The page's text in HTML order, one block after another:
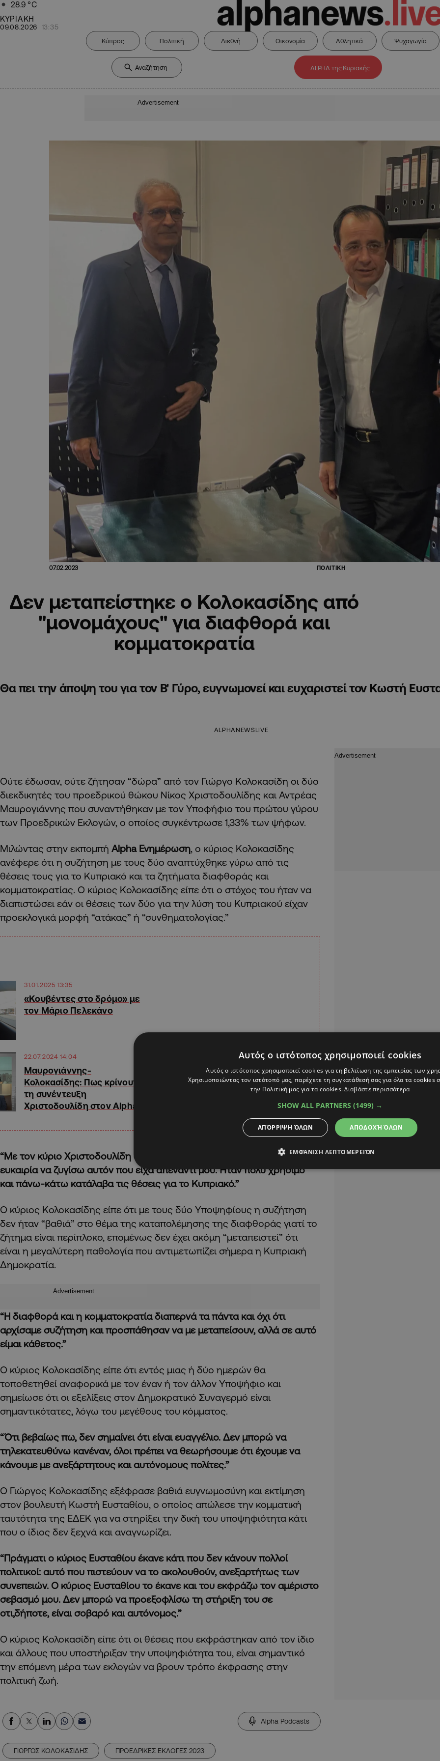
28.9 °C
ΚΥΡΙΑΚΗ
09.08.2026 13:35
Κύπρος Πολιτική Διεθνή Οικονομία Αθλητικά Ψυχαγωγία
ALPHA της Κυριακής
Advertisement
07.02.2023 ΠΟΛΙΤΙΚΗ
Δεν μεταπείστηκε ο Κολοκασίδης από
"μονομάχους" για διαφθορά και
κομματοκρατία
Θα πει την άποψη του για τον Β' Γύρο, ευγνωμονεί και ευχαριστεί τον Κωστή
ALPHANEWSLIVE
Ούτε έδωσαν, ούτε ζήτησαν “δώρα” από τον Γιώργο Κολοκασίδη οι δύο
διεκδικητές του προεδρικού θώκου Νίκος Χριστοδουλίδης και Αντρέας
Μαυρογιάννης που συναντήθηκαν με τον Υποφήφιο του πρώτου γύρου
των Προεδρικών Εκλογών, ο οποίος συγκέντρωσε 1,33% των ψήφων.
Μιλώντας στην εκπομπή Alpha Ενημέρωση, ο κύριος Κολοκασίδης
ανέφερε ότι η συζήτηση με τους δύο αναπτύχθηκε γύρω από τις
θέσεις τους για το Κυπριακό και τα ζητήματα διαφθοράς και
κομματοκρατίας. Ο κύριος Κολοκασίδης είπε ότι ο στόχος του ήταν να
διαπιστώσει εάν οι θέσεις των δύο για την λύση του Κυπριακού είχαν
προεκλογικά μορφή “ατάκας” ή “συνθηματολογίας.”
31.01.2025 13:35
«Κουβέντες στο δρόμο» με
τον Μάριο Πελεκάνο
22.07.2024 14:04
Μαυρογιάννης-
Κολοκασίδης: Πως κρίνουν
τη συνέντευξη
Χριστοδουλίδη στον Alpha
“Με τον κύριο Χριστοδουλίδη δεν είχα συναντηθεί ποτέ και ήταν μια
ευκαιρία να ζυγίσω αυτόν που είχα απέναντι μου. Ήταν πολύ χρήσιμο
και πάνω-κάτω κατάλαβα τις θέσεις για το Κυπριακό.”
Ο κύριος Κολοκασίδης είπε ότι με τους δύο Υποψηφίους η συζήτηση
δεν ήταν “βαθιά” στο θέμα της καταπολέμησης της διαφθοράς γιατί το
ζήτημα είναι περίπλοκο, επομένως δεν έχει ακόμη “μεταπειστεί” ότι
είναι η μεγαλύτερη παθολογία που αντιμετωπίζει σήμερα η Κυπριακή
Δημοκρατία.
Advertisement
“Η διαφθορά και η κομματοκρατία διαπερνά τα πάντα και όχι ότι
αρχίσαμε συζήτηση και προσπάθησαν να με μεταπείσουν, αλλά σε αυτό
είμαι κάθετος.”
Ο κύριος Κολοκασίδης είπε ότι εντός μιας ή δύο ημερών θα
τοποθετηθεί αναφορικά με τον έναν ή τον άλλον Υποψήφιο και
σημείωσε ότι οι εξελίξεις στον Δημοκρατικό Συναγερμό είναι
σημαντικότατες, λόγω του μεγέθους του κόμματος.
“Ότι βεβαίως πω, δεν σημαίνει ότι είναι ευαγγέλιο. Δεν μπορώ να
τηλεκατευθύνω κανέναν, όλοι πρέπει να θεωρήσουμε ότι έχουμε να
κάνουμε με ανεξάρτητους και αυτόνομους πολίτες.”
Ο Γιώργος Κολοκασίδης εξέφρασε βαθιά ευγνωμοσύνη και εκτίμηση
στον βουλευτή Κωστή Ευσταθίου, ο οποίος απώλεσε την κομματική
ταυτότητα της ΕΔΕΚ για να στηρίξει την δική του υποψηφιότητα κάτι
που ο ίδιος δεν ξεχνά και αναγνωρίζει.
“Πράγματι ο κύριος Ευσταθίου έκανε κάτι που δεν κάνουν πολλοί
πολιτικοί: αυτό που πιστεύουν να το ακολουθούν, ανεξαρτήτως των
συνεπειών. Ο κύριος Ευσταθίου το έκανε και του εκφράζω τον αμέριστο
σεβασμό μου. Δεν μπορώ να προεξοφλίσω τη στήριξη του σε
οτι,δήποτε, είναι σοβαρό και αυτόνομος.”
Ο κύριος Κολοκασίδη είπε ότι οι θέσεις που εκφράστηκαν από τον ίδιο
και άλλους που υποστήριξαν την υποψηφιότητα του, είναι σημαντικό
την επόμενη μέρα των εκλογών να βρουν τρόπο έκφρασης στην
πολιτική ζωή.
Alpha Podcasts
ΓΙΩΡΓΟΣ ΚΟΛΟΚΑΣΙΔΗΣ ΠΡΟΕΔΡΙΚΕΣ ΕΚΛΟΓΕΣ 2023
Αυτός ο ιστότοπος χρησιμοποιεί cookies
Αυτός ο ιστότοπος χρησιμοποιεί cookies για τη βελτίωση της εμπειρίας των
Χρησιμοποιώντας τον ιστότοπό μας, παρέχετε τη συγκατάθεσή σας για όλα τα cookies
την Πολιτική μας για τα cookies.Διαβάστε περισσότερα
SHOW ALL PARTNERS (1499) →
ΑΠΟΔΟΧΉ ΌΛΩΝ
ΑΠΌΡΡΙΨΗ ΌΛΩΝ
ΕΜΦΆΝΙΣΗ ΛΕΠΤΟΜΕΡΕΙΏΝ